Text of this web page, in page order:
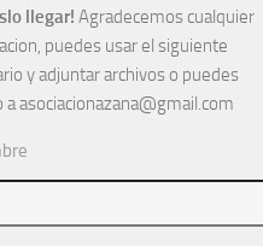
llegar! Agradecemos cualquier
puedes usar el siguiente
y adjuntar archivos o puedes
a asociacionazana@gmail.com